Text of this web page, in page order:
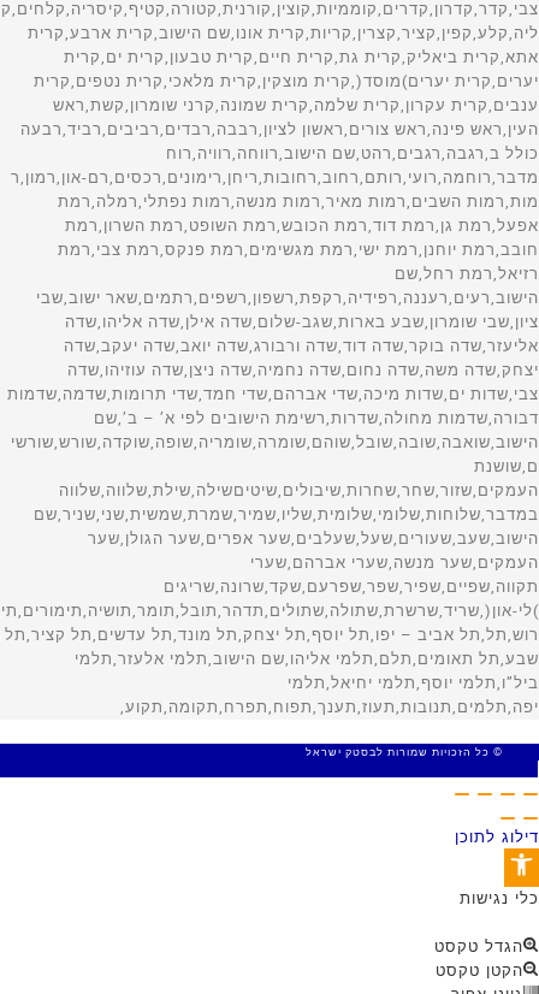
© כל הזכויות שמורות לבסטק ישראל
דילוג לתוכן
פתח סרגל נגישות
כלי נגישות
הגדל טקסט
הקטן טקסט